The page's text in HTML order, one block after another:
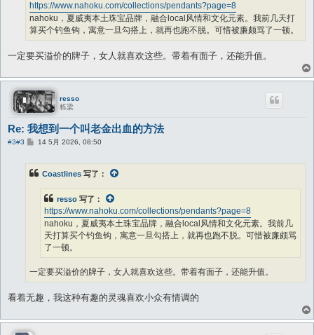
https://www.nahoku.com/collections/pendants?page=8
nahoku，夏威夷本土珠宝品牌，融合local风情和文化元素。我前几天打
算买个钓鱼钩，寓意一旦勾搭上，就再也跑不脱。可惜被廉颇骂了一顿。
一定要买溢价的牌子，女人就喜欢这些。带着有面子，还能升值。
resso
栋梁
Re: 我想到一个叫老金出血的方法
#3#3
帖
14 5月 2026, 08:50
Coastlines 写了：
resso 写了：
https://www.nahoku.com/collections/pendants?page=8
nahoku，夏威夷本土珠宝品牌，融合local风情和文化元素。我前几
天打算买个钓鱼钩，寓意一旦勾搭上，就再也跑不脱。可惜被廉颇骂
了一顿。
一定要买溢价的牌子，女人就喜欢这些。带着有面子，还能升值。
看着无趣，我这种有趣的灵魂喜欢小众有情调的